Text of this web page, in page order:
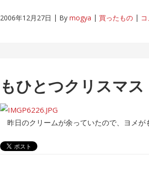
2006年12月27日 By mogya 買ったもの
もひとつクリスマス
昨日のクリームが余っていたので、ヨメ